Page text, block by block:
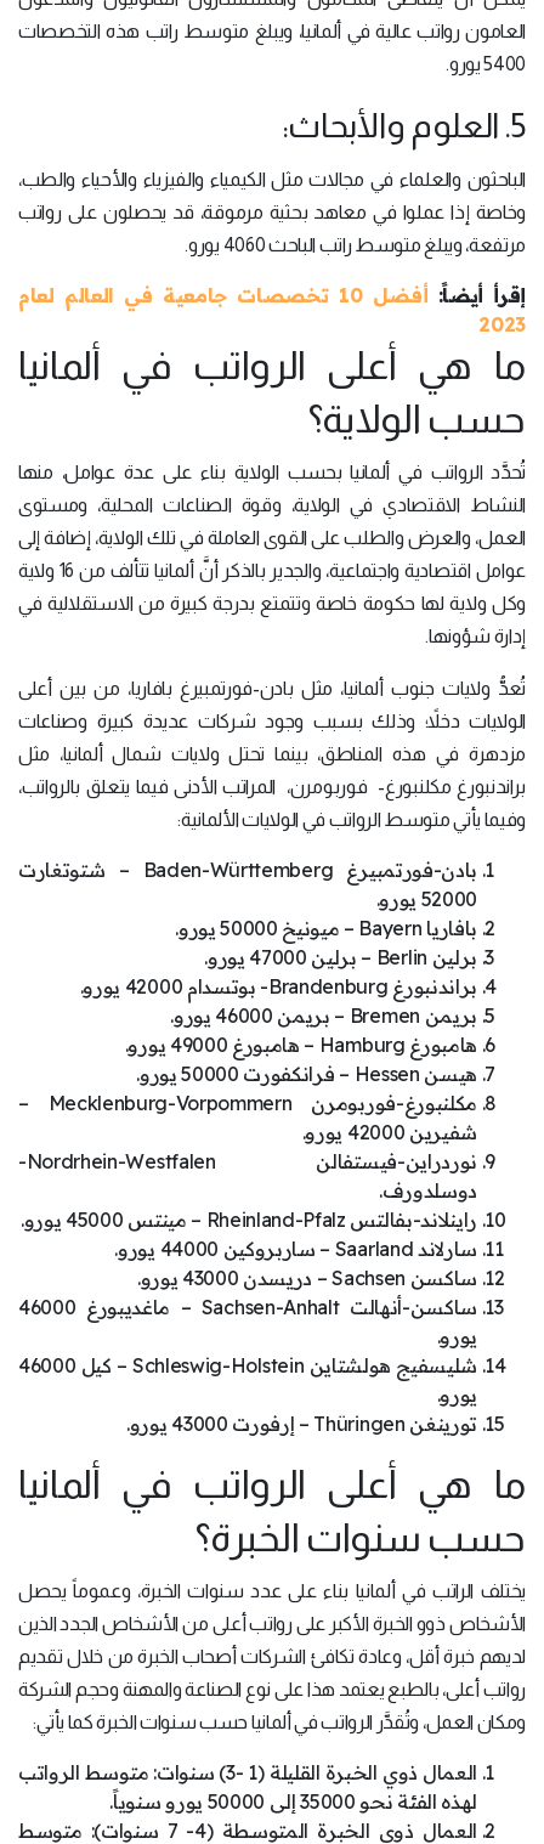
العامون رواتب عالية في ألمانيا، ويبلغ متوسط راتب هذه التخصصات
5400 يورو.
5. العلوم والأبحاث:
الباحثون والعلماء في مجالات مثل الكيمياء والفيزياء والأحياء والطب،
وخاصة إذا عملوا في معاهد بحثية مرموقة، قد يحصلون على رواتب
مرتفعة، ويبلغ متوسط راتب الباحث 4060 يورو.
إقرأ أيضاً:
أفضل 10 تخصصات جامعية في العالم لعام
2023
ما هي أعلى الرواتب في ألمانيا
حسب الولاية؟
تُحدَّد الرواتب في ألمانيا بحسب الولاية بناء على عدة عوامل، منها
النشاط الاقتصادي في الولاية، وقوة الصناعات المحلية، ومستوى
العمل، والعرض والطلب على القوى العاملة في تلك الولاية، إضافة إلى
عوامل اقتصادية واجتماعية، والجدير بالذكر أنَّ ألمانيا تتألف من 16 ولاية
وكل ولاية لها حكومة خاصة وتتمتع بدرجة كبيرة من الاستقلالية في
إدارة شؤونها.
تُعدُّ ولايات جنوب ألمانيا، مثل بادن-فورتمبيرغ بافاريا، من بين أعلى
الولايات دخلاً؛ وذلك بسبب وجود شركات عديدة كبيرة وصناعات
مزدهرة في هذه المناطق، بينما تحتل ولايات شمال ألمانيا، مثل
براندنبورغ مكلنبورغ- فوربومرن، المراتب الأدنى فيما يتعلق بالرواتب،
وفيما يأتي متوسط الرواتب في الولايات الألمانية:
بادن-فورتمبيرغ Baden-Württemberg – شتوتغارت
52000 يورو.
بافاريا Bayern – ميونيخ 50000 يورو.
برلين Berlin – برلين 47000 يورو.
براندنبورغ Brandenburg- بوتسدام 42000 يورو.
بريمن Bremen – بريمن 46000 يورو.
هامبورغ Hamburg – هامبورغ 49000 يورو.
هيسن Hessen – فرانكفورت 50000 يورو.
مكلنبورغ-فوربومرن Mecklenburg-Vorpommern –
شفيرين 42000 يورو.
نوردراين-فيستفالن Nordrhein-Westfalen-
دوسلدورف.
راينلاند-بفالتس Rheinland-Pfalz – مينتس 45000 يورو.
سارلاند Saarland – ساربروكين 44000 يورو.
ساكسن Sachsen – دريسدن 43000 يورو.
ساكسن-أنهالت Sachsen-Anhalt – ماغديبورغ 46000
يورو.
شليسفيج هولشتاين Schleswig-Holstein – كيل 46000
يورو.
تورينغن Thüringen – إرفورت 43000 يورو.
ما هي أعلى الرواتب في ألمانيا
حسب سنوات الخبرة؟
يختلف الراتب في ألمانيا بناء على عدد سنوات الخبرة، وعموماً يحصل
الأشخاص ذوو الخبرة الأكبر على رواتب أعلى من الأشخاص الجدد الذين
لديهم خبرة أقل، وعادة تكافئ الشركات أصحاب الخبرة من خلال تقديم
رواتب أعلى، بالطبع يعتمد هذا على نوع الصناعة والمهنة وحجم الشركة
ومكان العمل، وتُقدَّر الرواتب في ألمانيا حسب سنوات الخبرة كما يأتي:
العمال ذوي الخبرة القليلة (1 -3) سنوات: متوسط الرواتب
لهذه الفئة نحو 35000 إلى 50000 يورو سنوياً.
العمال ذوي الخبرة المتوسطة (4- 7 سنوات): متوسط